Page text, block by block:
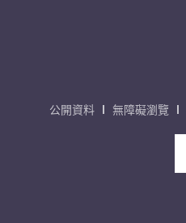
公開資料 無障礙瀏覽